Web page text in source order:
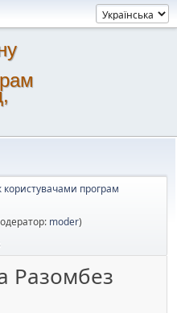
користувачами програм
moder)
Разомбез